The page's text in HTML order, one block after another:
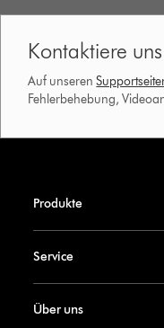
Kontaktiere uns
Auf unseren
Fehlerbehebung,
Produkte
Service
Über uns